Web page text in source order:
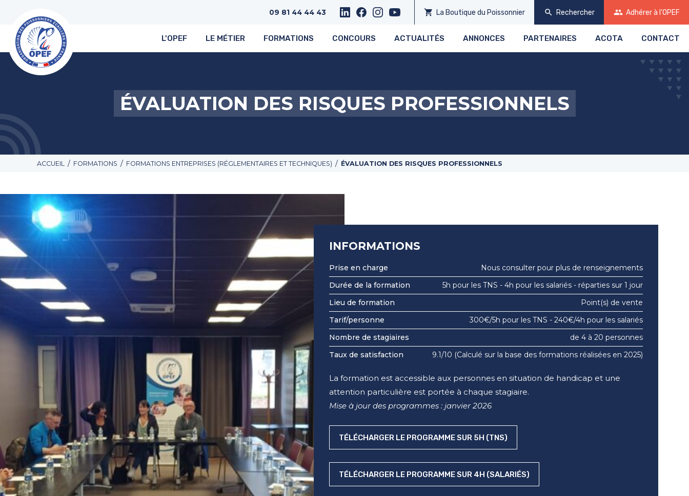
09 81 44 44 43 shopping_cart La Boutique du Poissonnier search Rechercher group Adhérerà l'OPEF
L'OPEF LE MÉTIER FORMATIONS CONCOURS ACTUALITÉS ANNONCES PARTENAIRES ACOTA CONTACT
ÉVALUATION DES RISQUES PROFESSIONNELS
ACCUEIL / FORMATIONS / FORMATIONS ENTREPRISES (RÉGLEMENTAIRES ET TECHNIQUES) / ÉVALUATION DES RISQUES PROFESSIONNELS
INFORMATIONS
Prise en charge
Nous consulter pour plus de renseignements
Durée de la formation
5h pour les TNS - 4h pour les salariés - réparties sur 1 jour
Lieu de formation
Point(s) de vente
Tarif/personne
300€/5h pour les TNS - 240€/4h pour les salariés
Nombre de stagiaires
de 4 à 20 personnes
Taux de satisfaction
9.1/10 (Calculé sur la base des formations réalisées en 2025)
La formation est accessible aux personnes en situation de handicap et une
attention particulière est portée à chaque stagiaire.
Mise à jour des programmes : janvier 2026
TÉLÉCHARGER LE PROGRAMME SUR 5H (TNS)
TÉLÉCHARGER LE PROGRAMME SUR 4H (SALARIÉS)